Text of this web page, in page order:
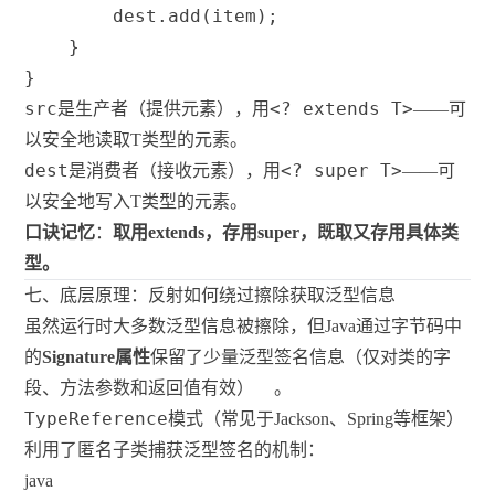
        dest
. add ( item ) ;
}
}
src是生产者（提供元素），用<? extends T>——可
以安全地读取T类型的元素。
dest是消费者（接收元素），用<? super T>——可
以安全地写入T类型的元素。
口诀记忆：取用extends，存用super，既取又存用具体类
型。
七、底层原理：反射如何绕过擦除获取泛型信息
虽然运行时大多数泛型信息被擦除，但Java通过字节码中
的Signature属性保留了少量泛型签名信息（仅对类的字
段、方法参数和返回值有效）
。
TypeReference模式（常见于Jackson、Spring等框架）
利用了匿名子类捕获泛型签名的机制：
java